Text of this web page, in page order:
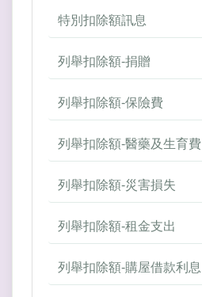
特別扣除額訊息
列舉扣除額-捐贈
列舉扣除額-保險費
列舉扣除額-醫藥及生育費
列舉扣除額-災害損失
列舉扣除額-租金支出
列舉扣除額-購屋借款利息